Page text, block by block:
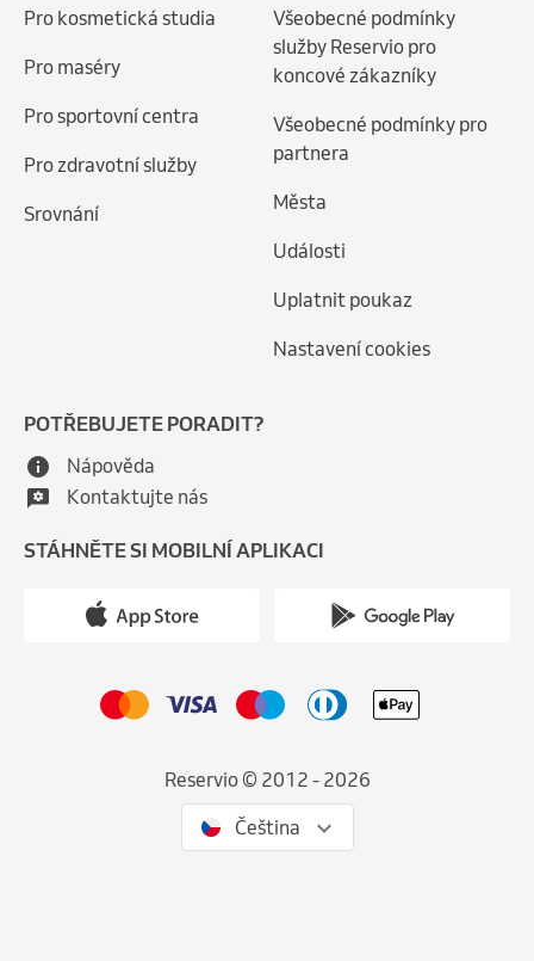
Pro kosmetická studia
Pro maséry
Pro sportovní centra
Pro zdravotní služby
Srovnání
Všeobecné podmínky
služby Reservio pro
koncové zákazníky
Všeobecné podmínky pro
partnera
Města
Události
Uplatnit poukaz
Nastavení cookies
POTŘEBUJETE PORADIT?
Nápověda
Kontaktujte nás
STÁHNĚTE SI MOBILNÍ APLIKACI
Reservio © 2012 - 2026
Čeština